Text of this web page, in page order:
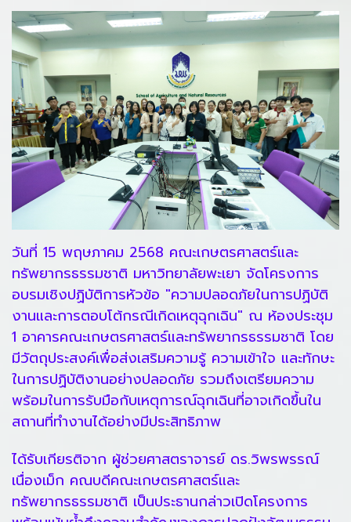
วันที่ 15 พฤษภาคม 2568 คณะเกษตรศาสตร์และ
ทรัพยากรธรรมชาติ มหาวิทยาลัยพะเยา จัดโครงการ
อบรมเชิงปฏิบัติการหัวข้อ "ความปลอดภัยในการปฏิบัติ
งานและการตอบโต้กรณีเกิดเหตุฉุกเฉิน" ณ ห้องประชุม
1 อาคารคณะเกษตรศาสตร์และทรัพยากรธรรมชาติ โดย
มีวัตถุประสงค์เพื่อส่งเสริมความรู้ ความเข้าใจ และทักษะ
ในการปฏิบัติงานอย่างปลอดภัย รวมถึงเตรียมความ
พร้อมในการรับมือกับเหตุการณ์ฉุกเฉินที่อาจเกิดขึ้นใน
สถานที่ทำงานได้อย่างมีประสิทธิภาพ
ได้รับเกียรติจาก ผู้ช่วยศาสตราจารย์ ดร.วิพรพรรณ์
เนื่องเม็ก คณบดีคณะเกษตรศาสตร์และ
ทรัพยากรธรรมชาติ เป็นประธานกล่าวเปิดโครงการ